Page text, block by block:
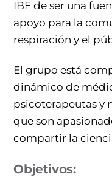
IBF de ser una
apoyo para la
respiración y el
El grupo está
dinámico de
psicoterapeutas y
que son
compartir la
Objetivos: